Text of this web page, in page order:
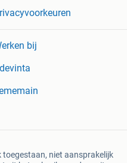
bij
niet aansprakelijk